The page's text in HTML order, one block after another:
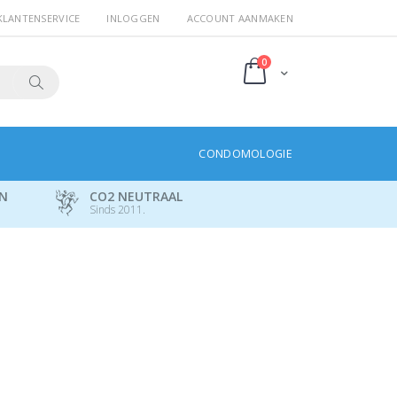
INLOGGEN ACCOUNT AANMAKEN
Cart
0producten
CONDOMOLOGIE
CO2 NEUTRAAL
Sinds 2011.